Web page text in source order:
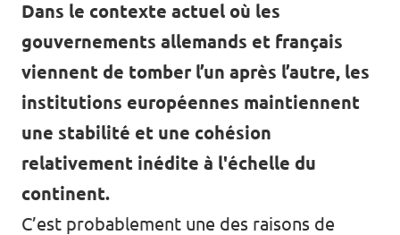
Dans le contexte actuel où les
gouvernements allemands et français
viennent de tomber l’un après l’autre, les
institutions européennes maintiennent
une stabilité et une cohésion
relativement inédite à l'échelle du
continent.
C’est probablement une des raisons de